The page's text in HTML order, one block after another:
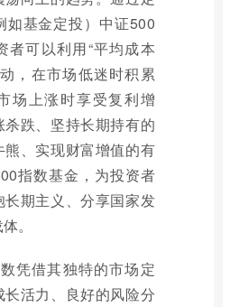
如基金定投）中证500
者可以利用“平均成本
，在市场低迷时积累
场上涨时享受复利增
跌、坚持长期持有的
、实现财富增值的有
指数基金，为投资者
期主义、分享国家发
。
凭借其独特的市场定
活力、良好的风险分